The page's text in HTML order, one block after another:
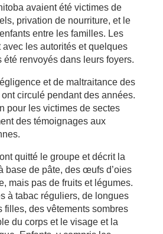
avaient été victimes de
privation de nourriture, et le
entre les familles. Les
avec les autorités et quelques
été renvoyés dans leurs foyers.
et de maltraitance des
circulé pendant des années.
pour les victimes de sectes
des témoignages aux
quitté le groupe et décrit la
base de pâte, des œufs d’oies
mais pas de fruits et légumes.
à tabac réguliers, de longues
filles, des vêtements sombres
du corps et le visage et la